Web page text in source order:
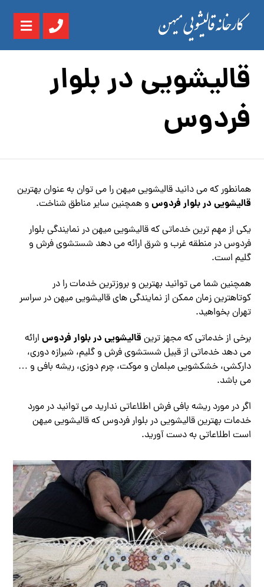
قالیشویی در بلوار
فردوس
همانطور که می دانید قالیشویی میهن را می توان به عنوان بهترین
قالیشویی در بلوار فردوس و همچنین سایر مناطق شناخت.
یکی از مهم ترین خدماتی که قالیشویی میهن در نمایندگی بلوار
فردوس در منطقه غرب و شرق ارائه می دهد شستشوی فرش و
گلیم است.
همچنین شما می توانید بهترین و بروزترین خدمات را در
کوتاهترین زمان ممکن از نمایندگی های قالیشویی میهن در سراسر
تهران بخواهید.
برخی از خدماتی که مجهز ترین قالیشویی در بلوار فردوس ارائه
می دهد خدماتی از قبیل شستشوی فرش و گلیم، شیرازه دوری،
دارکشی، خشکشویی مبلمان و موکت، چرم دوزی، ریشه بافی و …
می باشد.
اگر در مورد ریشه بافی فرش اطلاعاتی ندارید می توانید در مورد
خدمات بهترین قالیشویی در بلوار فردوس که قالیشویی میهن
است اطلاعاتی به دست آورید.